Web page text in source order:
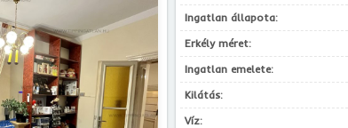
Ingatlan állapota:
Erkély méret:
Ingatlan emelete:
Kilátás:
Víz: